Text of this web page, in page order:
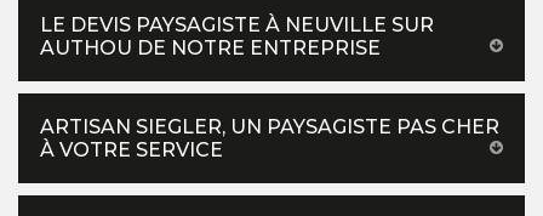
LE DEVIS PAYSAGISTE À NEUVILLE SUR
AUTHOU DE NOTRE ENTREPRISE
ARTISAN SIEGLER, UN PAYSAGISTE PAS CHER
À VOTRE SERVICE